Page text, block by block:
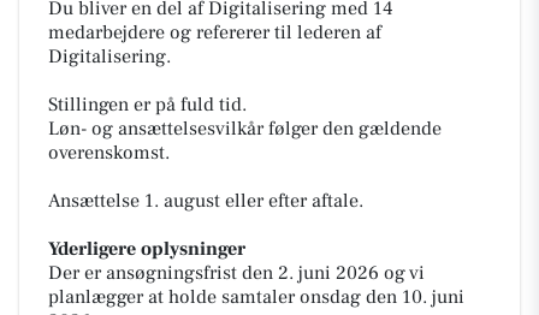
Du bliver en del af Digitalisering med 14
medarbejdere og refererer til lederen af
Digitalisering.
Stillingen er på fuld tid.
Løn- og ansættelsesvilkår følger den gældende
overenskomst.
Ansættelse 1. august eller efter aftale.
Yderligere oplysninger
Der er ansøgningsfrist den 2. juni 2026 og vi
planlægger at holde samtaler onsdag den 10. juni